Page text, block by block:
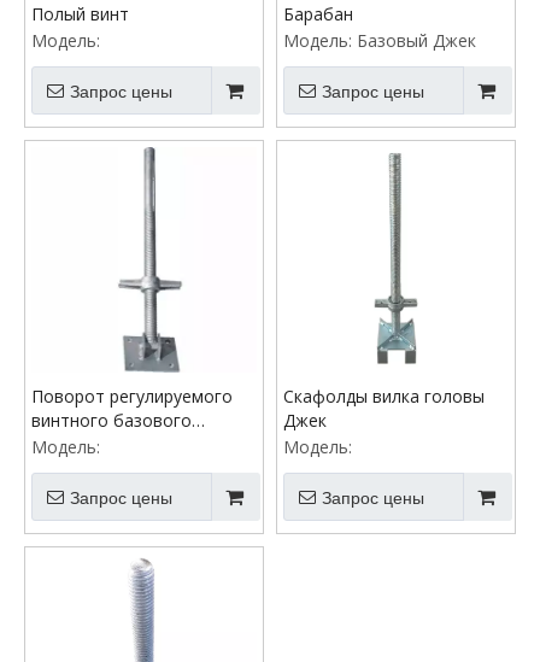
Полый винт
Модель:
Запрос цены
Барабан
Модель: Базовый Джек
Запрос цены
Поворот регулируемого
винтного базового
домкрата
Модель:
Запрос цены
Скафолды вилка головы
Джек
Модель:
Запрос цены